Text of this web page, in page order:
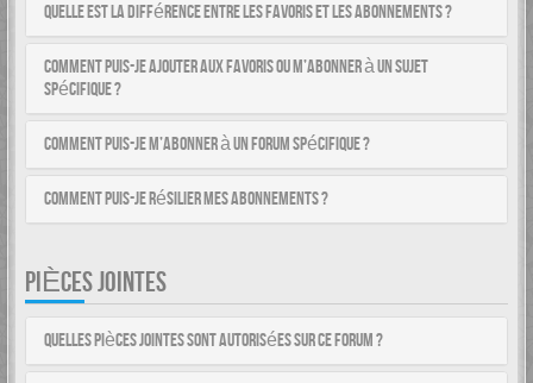
Quelle est la différence entre les favoris et les abonnements ?
Comment puis-je ajouter aux favoris ou m’abonner à un sujet
spécifique ?
Comment puis-je m’abonner à un forum spécifique ?
Comment puis-je résilier mes abonnements ?
PIÈCES JOINTES
Quelles pièces jointes sont autorisées sur ce forum ?